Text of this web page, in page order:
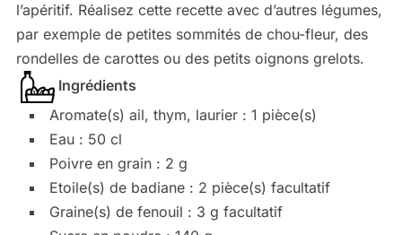
l’apéritif. Réalisez cette recette avec d’autres légumes,
par exemple de petites sommités de chou-fleur, des
rondelles de carottes ou des petits oignons grelots.
Ingrédients
Aromate(s) ail, thym, laurier : 1 pièce(s)
Eau : 50 cl
Poivre en grain : 2 g
Etoile(s) de badiane : 2 pièce(s) facultatif
Graine(s) de fenouil : 3 g facultatif